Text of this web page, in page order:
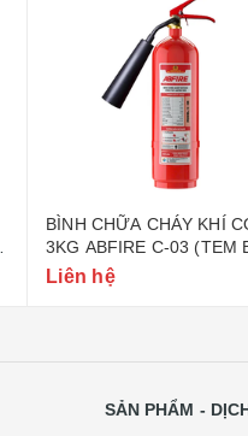
BÌNH CHỮA CHÁY KHÍ
3KG ABFIRE C-03 (TEM
CÔNG AN)
Liên hệ
SẢN PHẨM -